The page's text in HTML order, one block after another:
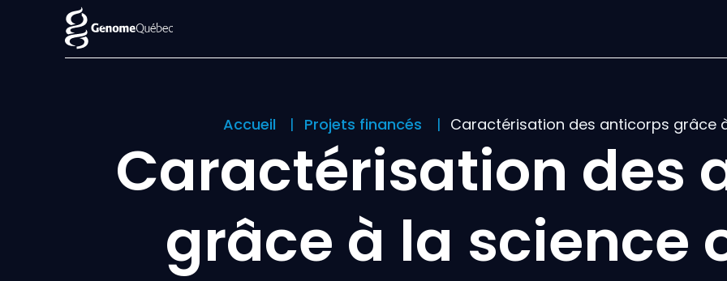
Accueil Projets financés Caractérisation des anticorps grâce
Caractérisation des
grâce à la science